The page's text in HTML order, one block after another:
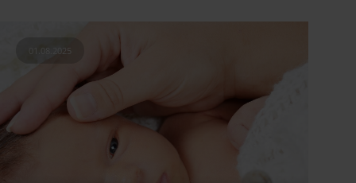
01.08.2025